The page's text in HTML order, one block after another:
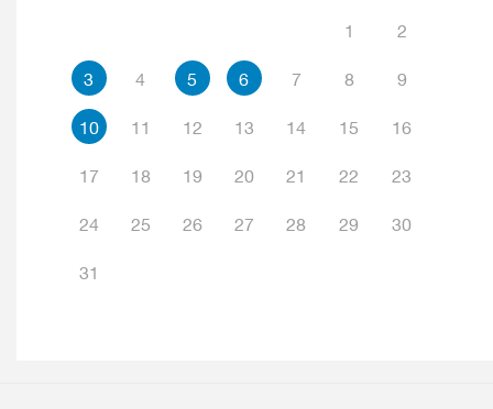
1 2
3 4 5 6 7 8 9
10 11 12 13 14 15 16
17 18 19 20 21 22 23
24 25 26 27 28 29 30
31